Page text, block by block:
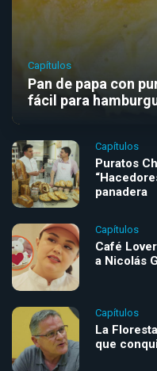
Capítulos
Pan de papa con
fácil para
Capítulos
Puratos
panadera
Capítulos
Café
a Nicolás
Capítulos
La
que